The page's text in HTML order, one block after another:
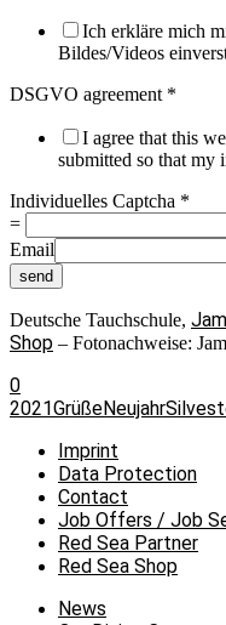
Ich erkläre mich
Bildes/Videos
DSGVO agreement *
I agree that this
submitted so that my
Individuelles Captcha *
=
Email
send
Deutsche Tauchschule,
Shop – Fotonachweise:
0
2021GrüßeNeujahr
Imprint
Data Protection
Contact
Job Offers / Job
Red Sea Partner
Red Sea Shop
News